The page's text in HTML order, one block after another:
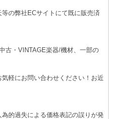
の弊社ECサイトにて既に販売済
古・VINTAGE楽器/機材、一部の
軽にお問い合わせください！お近
的過失による価格表記の誤りが発